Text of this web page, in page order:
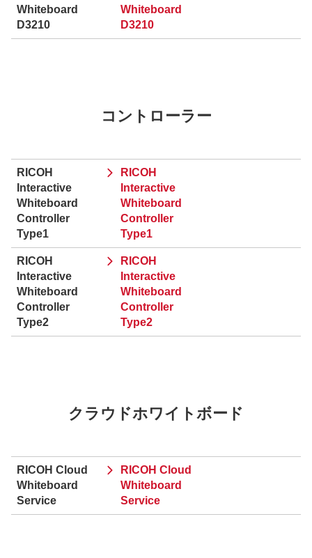
Whiteboard
D3210
Whiteboard
D3210
コントローラー
RICOH
Interactive
Whiteboard
Controller
Type1
RICOH
Interactive
Whiteboard
Controller
Type1
RICOH
Interactive
Whiteboard
Controller
Type2
RICOH
Interactive
Whiteboard
Controller
Type2
クラウドホワイトボード
RICOH Cloud
Whiteboard
Service
RICOH Cloud
Whiteboard
Service